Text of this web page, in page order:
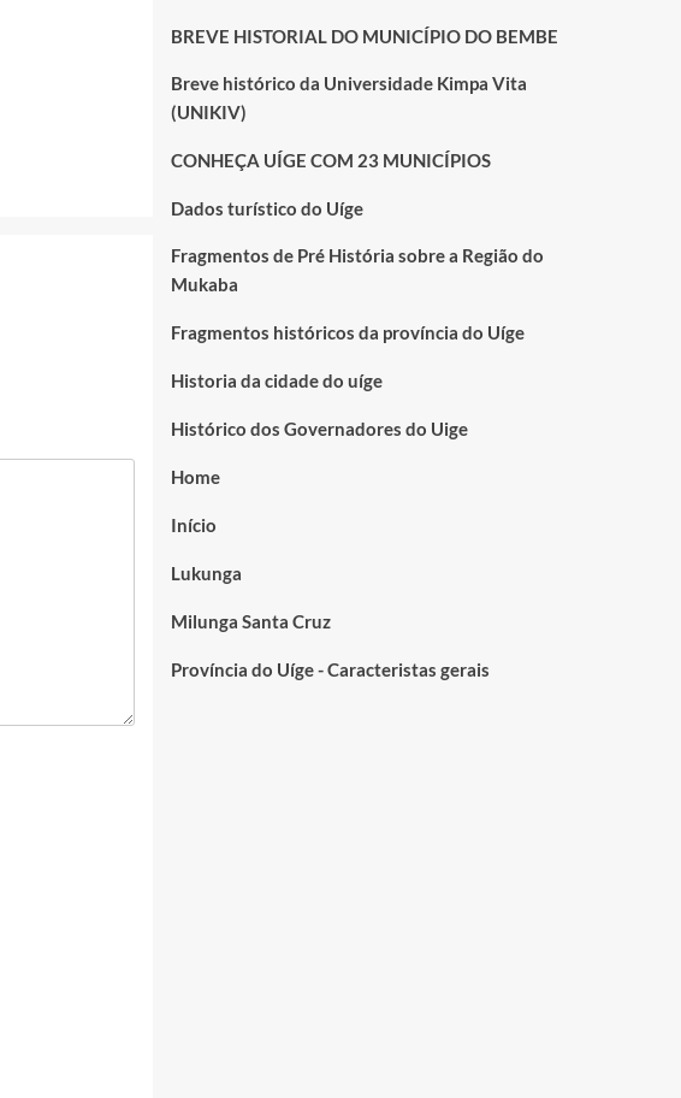
BREVE HISTORIAL DO MUNICÍPIO DO BEMBE
Breve histórico da Universidade Kimpa Vita
(UNIKIV)
CONHEÇA UÍGE COM 23 MUNICÍPIOS
Dados turístico do Uíge
Fragmentos de Pré História sobre a Região do
Mukaba
Fragmentos históricos da província do Uíge
Historia da cidade do uíge
Histórico dos Governadores do Uige
Home
Início
Lukunga
Milunga Santa Cruz
Província do Uíge - Caracteristas gerais